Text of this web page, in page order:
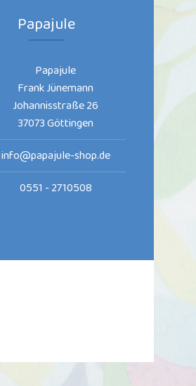
Papajule
Papajule
Frank Jünemann
Johannisstraße 26
37073 Göttingen
info@papajule-shop.de
0551 - 2710508